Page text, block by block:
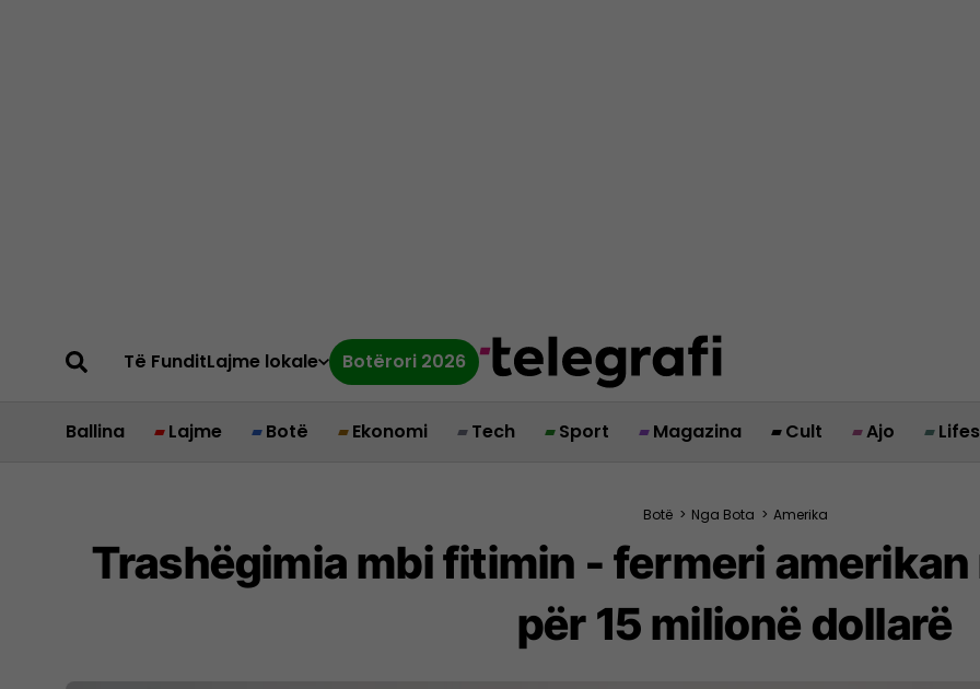
Të FunditLajme lokale Botërori 2026
Ballina Lajme Botë Ekonomi Tech Sport Magazina Cult Ajo
Botë > Nga Bota > Amerika
Trashëgimia mbi fitimin - fermeri
për 15 milionë dollarë